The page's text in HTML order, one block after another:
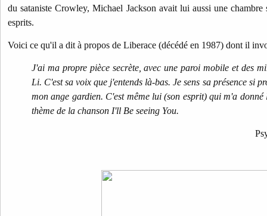
du sataniste Crowley, Michael Jackson avait lui aussi une chambre
esprits.
Voici ce qu'il a dit à propos de Liberace (décédé en 1987) dont il
J'ai ma propre pièce secrète, avec une paroi mobile et des
Li. C'est sa voix que j'entends là-bas. Je sens sa présence si
mon ange gardien. C'est même lui (son esprit) qui m'a
thème de la chanson I'll Be seeing You.